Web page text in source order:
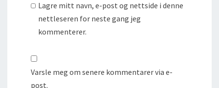
Lagre mitt navn, e-post og nettside i denne
nettleseren for neste gang jeg
kommenterer.
Varsle meg om senere kommentarer via e-
post.